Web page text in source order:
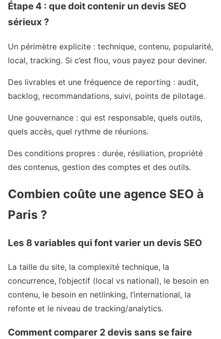
Étape 4 : que doit contenir un devis SEO
sérieux ?
Un périmètre explicite : technique, contenu, popularité,
local, tracking. Si c’est flou, vous payez pour deviner.
Des livrables et une fréquence de reporting : audit,
backlog, recommandations, suivi, points de pilotage.
Une gouvernance : qui est responsable, quels outils,
quels accès, quel rythme de réunions.
Des conditions propres : durée, résiliation, propriété
des contenus, gestion des comptes et des outils.
Combien coûte une agence SEO à
Paris ?
Les 8 variables qui font varier un devis SEO
La taille du site, la complexité technique, la
concurrence, l’objectif (local vs national), le besoin en
contenu, le besoin en netlinking, l’international, la
refonte et le niveau de tracking/analytics.
Comment comparer 2 devis sans se faire